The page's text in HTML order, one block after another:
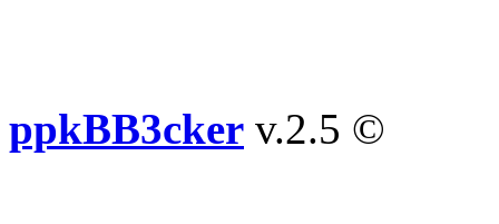
ppkBB3cker v.2.5 ©